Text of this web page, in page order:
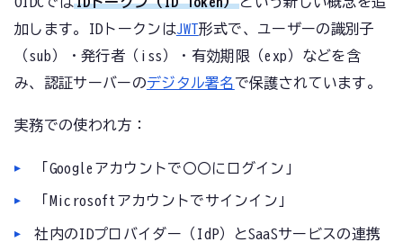
加します。IDトークンはJWT形式で、ユーザーの識別子
（sub）・発行者（iss）・有効期限（exp）などを含
み、認証サーバーのデジタル署名で保護されています。
実務での使われ方：
「Googleアカウントで〇〇にログイン」
「Microsoftアカウントでサインイン」
社内のIDプロバイダー（IdP）とSaaSサービスの連携